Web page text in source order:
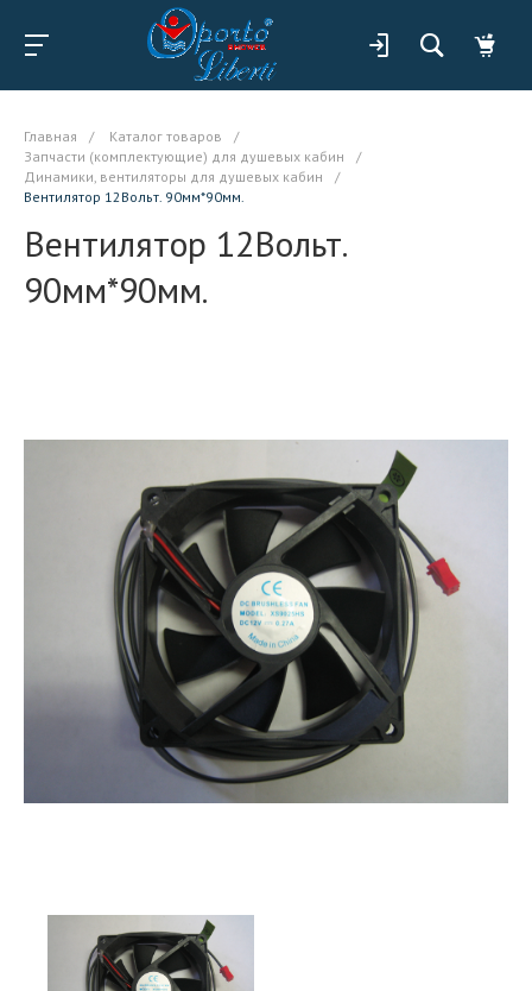
Главная / Каталог товаров
/
Запчасти (комплектующие) для душевых кабин
/
Динамики, вентиляторы для душевых кабин
/
Вентилятор 12Вольт. 90мм*90мм.
Вентилятор 12Вольт.
90мм*90мм.